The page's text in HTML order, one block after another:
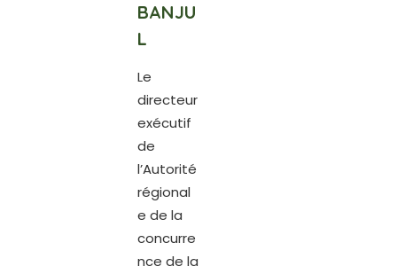
BANJU
L
Le
directeur
exécutif
de
l’Autorité
régional
e de la
concurre
nce de la